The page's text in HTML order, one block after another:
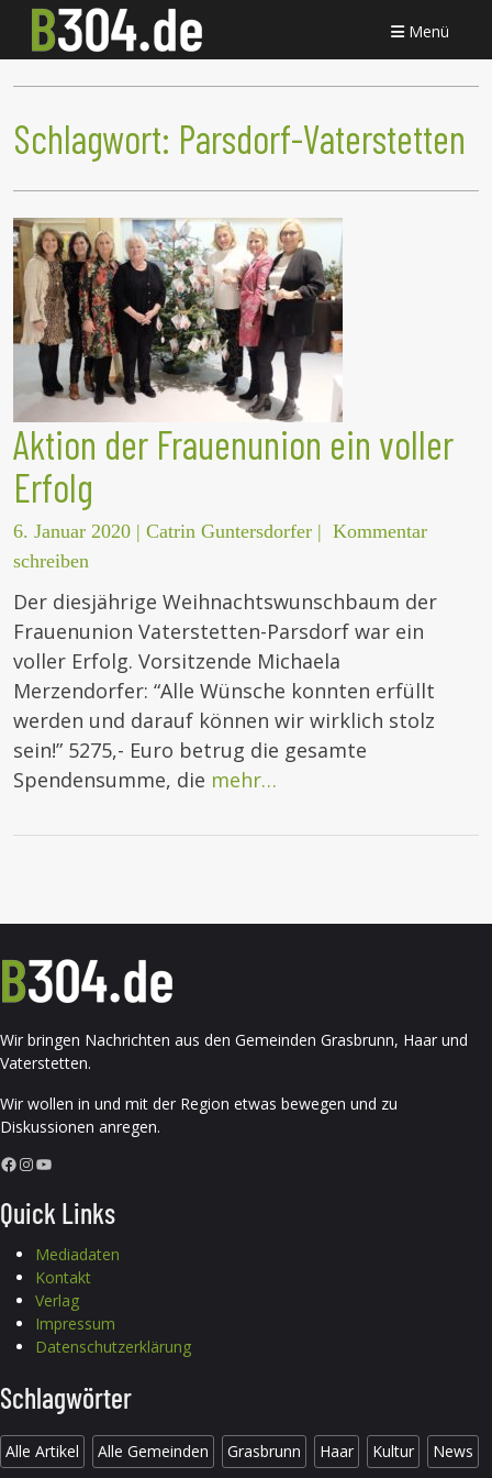
Menü
Schlagwort: Parsdorf-Vaterstetten
Aktion der Frauenunion ein voller
Erfolg
6. Januar 2020 | Catrin Guntersdorfer | Kommentar
schreiben
Der diesjährige Weihnachtswunschbaum der
Frauenunion Vaterstetten-Parsdorf war ein
voller Erfolg. Vorsitzende Michaela
Merzendorfer: “Alle Wünsche konnten erfüllt
werden und darauf können wir wirklich stolz
sein!” 5275,- Euro betrug die gesamte
Spendensumme, die mehr…
Wir bringen Nachrichten aus den Gemeinden Grasbrunn, Haar und
Vaterstetten.
Wir wollen in und mit der Region etwas bewegen und zu
Diskussionen anregen.
Facebook InstagramYouTube
Quick Links
Mediadaten
Kontakt
Verlag
Impressum
Datenschutzerklärung
Schlagwörter
Alle Artikel Alle Gemeinden Grasbrunn Haar Kultur News